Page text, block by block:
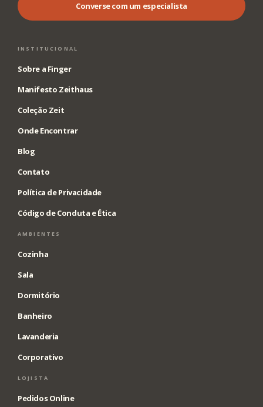
Converse com um especialista
INSTITUCIONAL
Sobre a Finger
Manifesto Zeithaus
Coleção Zeit
Onde Encontrar
Blog
Contato
Política de Privacidade
Código de Conduta e Ética
AMBIENTES
Cozinha
Sala
Dormitório
Banheiro
Lavanderia
Corporativo
LOJISTA
Pedidos Online